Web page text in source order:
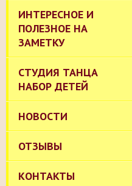
ИНТЕРЕСНОЕ И
ПОЛЕЗНОЕ НА
ЗАМЕТКУ
СТУДИЯ ТАНЦА
НАБОР ДЕТЕЙ
НОВОСТИ
ОТЗЫВЫ
КОНТАКТЫ